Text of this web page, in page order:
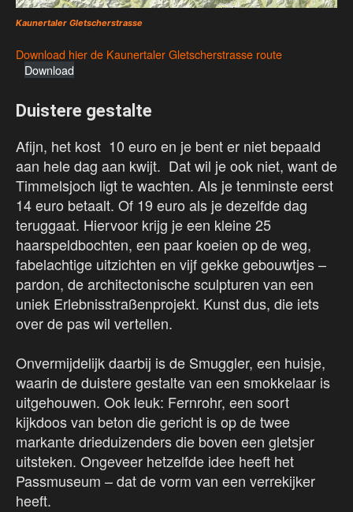
Kaunertaler Gletscherstrasse
Download hier de Kaunertaler Gletscherstrasse route
Download
Duistere gestalte
Afijn, het kost 10 euro en je bent er niet bepaald
aan hele dag aan kwijt. Dat wil je ook niet, want de
Timmelsjoch ligt te wachten. Als je tenminste eerst
14 euro betaalt. Of 19 euro als je dezelfde dag
teruggaat. Hiervoor krijg je een kleine 25
haarspeldbochten, een paar koeien op de weg,
fabelachtige uitzichten en vijf gekke gebouwtjes –
pardon, de architectonische sculpturen van een
uniek Erlebnisstraßenprojekt. Kunst dus, die iets
over de pas wil vertellen.
Onvermijdelijk daarbij is de Smuggler, een huisje,
waarin de duistere gestalte van een smokkelaar is
uitgehouwen. Ook leuk: Fernrohr, een soort
kijkdoos van beton die gericht is op de twee
markante drieduizenders die boven een gletsjer
uitsteken. Ongeveer hetzelfde idee heeft het
Passmuseum – dat de vorm van een verrekijker
heeft.